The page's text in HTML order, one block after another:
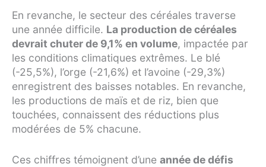
En revanche, le secteur des céréales traverse
une année difficile. La production de céréales
devrait chuter de 9,1% en volume, impactée par
les conditions climatiques extrêmes. Le blé
(-25,5%), l’orge (-21,6%) et l’avoine (-29,3%)
enregistrent des baisses notables. En revanche,
les productions de maïs et de riz, bien que
touchées, connaissent des réductions plus
modérées de 5% chacune.
Ces chiffres témoignent d’une année de défis